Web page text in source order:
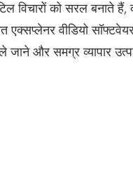
विचारों को सरल बनाते
वीडियो
और समग्र व्यापार